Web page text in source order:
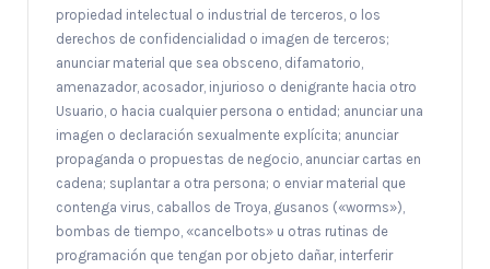
propiedad intelectual o industrial de terceros, o los
derechos de confidencialidad o imagen de terceros;
anunciar material que sea obsceno, difamatorio,
amenazador, acosador, injurioso o denigrante hacia otro
Usuario, o hacia cualquier persona o entidad; anunciar una
imagen o declaración sexualmente explícita; anunciar
propaganda o propuestas de negocio, anunciar cartas en
cadena; suplantar a otra persona; o enviar material que
contenga virus, caballos de Troya, gusanos («worms»),
bombas de tiempo, «cancelbots» u otras rutinas de
programación que tengan por objeto dañar, interferir